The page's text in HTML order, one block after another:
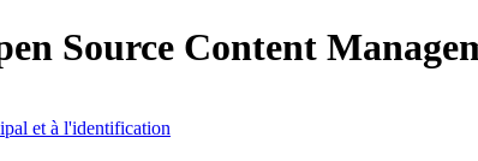
Source Content
et à l'identification